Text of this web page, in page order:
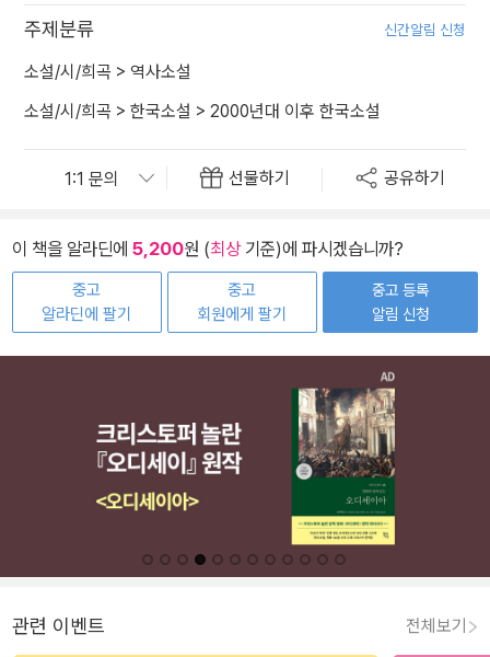
주제분류 신간알림 신청
소설/시/희곡 > 역사소설
소설/시/희곡 > 한국소설 > 2000년대 이후 한국소설
선물하기 공유하기
이 책을 알라딘에 5,200원 (최상기준)에 파시겠습니까?
중고
알라딘에 팔기
중고
회원에게 팔기
중고 등록
알림 신청
관련 이벤트 전체보기